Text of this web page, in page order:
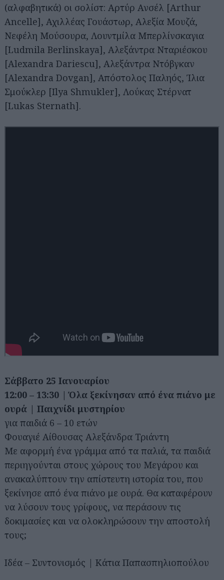
(αλφαβητικά) οι σολίστ: Αρτύρ Ανσέλ [Arthur
Ancelle], Αχιλλέας Γουάστωρ, Αλεξία Μουζά,
Νεφέλη Μούσουρα, Λουντμίλα Μπερλίνσκαγια
[Ludmila Berlinskaya], Αλεξάντρα Νταριέσκου
[Alexandra Dariescu], Αλεξάντρα Ντόβγκαν
[Alexandra Dovgan], Απόστολος Παληός, Ίλια
Σμούκλερ [Ilya Shmukler], Λούκας Στέρνατ
[Lukas Sternath].
Σάββατο 25 Ιανουαρίου
12:00 – 13:30 | Όλα ξεκίνησαν από ένα πιάνο με
ουρά | Παιχνίδι μυστηρίου
για παιδιά 6 – 10 ετών
Φουαγιέ Αίθουσας Αλεξάνδρα Τριάντη
Με αφορμή ένα γράμμα από τα παλιά, τα παιδιά
περιηγούνται στους χώρους του Μεγάρου και
ανακαλύπτουν την απίστευτη ιστορία του, που
ξεκίνησε από ένα πιάνο με ουρά. Θα καταφέρουν
να λύσουν τους γρίφους, να περάσουν τις
δοκιμασίες και να ολοκληρώσουν την αποστολή
τους;
Ιδέα – Συντονισμός | Κάτια Παπασπηλιοπούλου